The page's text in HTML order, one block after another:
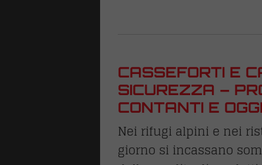
CASSEFORTI E
SICUREZZA –
CONTANTI E
Nei rifugi alpini e nei
giorno si incassano